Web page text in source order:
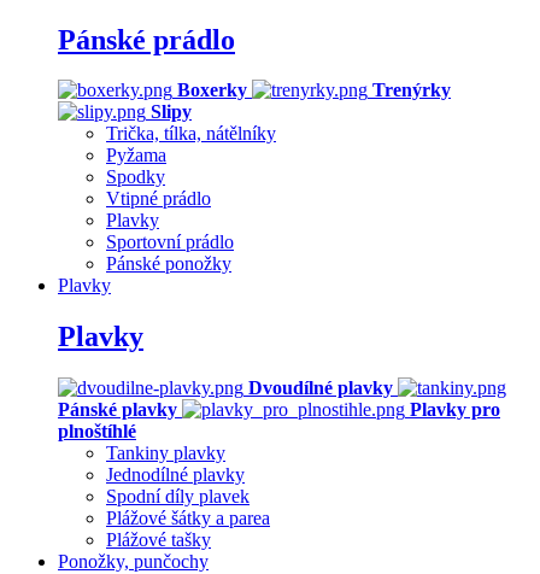
Pánské prádlo
Boxerky
Trenýrky
Slipy
Trička, tílka, nátělníky
Pyžama
Spodky
Vtipné prádlo
Plavky
Sportovní prádlo
Pánské ponožky
Plavky
Plavky
Dvoudílné plavky
Pánské plavky
Plavky pro
plnoštíhlé
Tankiny plavky
Jednodílné plavky
Spodní díly plavek
Plážové šátky a parea
Plážové tašky
Ponožky, punčochy